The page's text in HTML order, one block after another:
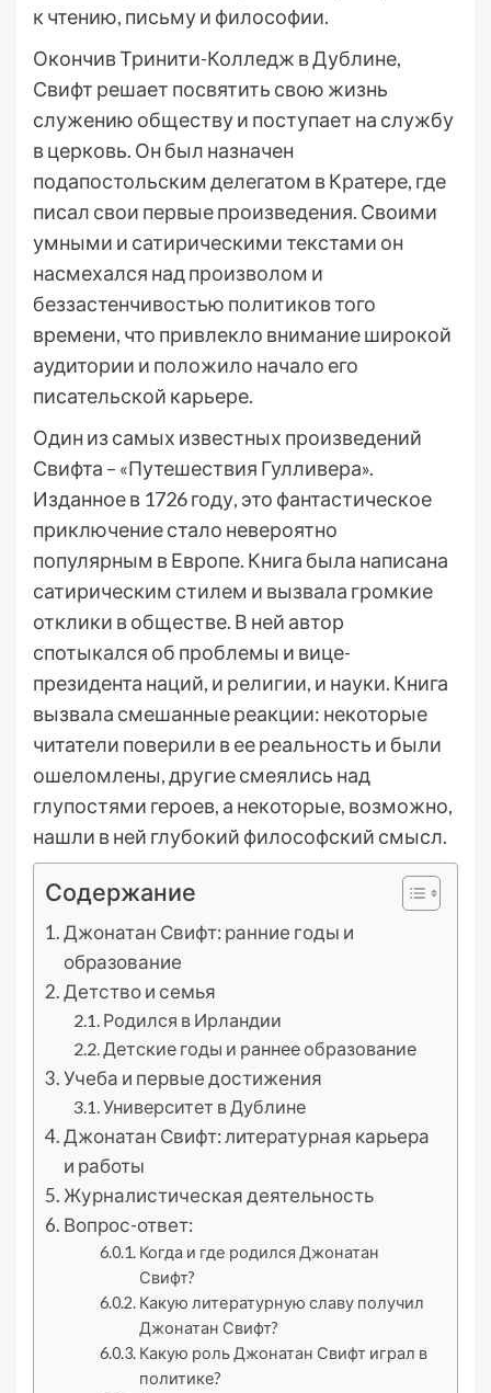
к чтению, письму и философии.
Окончив Тринити-Колледж в Дублине,
Свифт решает посвятить свою жизнь
служению обществу и поступает на службу
в церковь. Он был назначен
подапостольским делегатом в Кратере, где
писал свои первые произведения. Своими
умными и сатирическими текстами он
насмехался над произволом и
беззастенчивостью политиков того
времени, что привлекло внимание широкой
аудитории и положило начало его
писательской карьере.
Один из самых известных произведений
Свифта – «Путешествия Гулливера».
Изданное в 1726 году, это фантастическое
приключение стало невероятно
популярным в Европе. Книга была написана
сатирическим стилем и вызвала громкие
отклики в обществе. В ней автор
спотыкался об проблемы и вице-
президента наций, и религии, и науки. Книга
вызвала смешанные реакции: некоторые
читатели поверили в ее реальность и были
ошеломлены, другие смеялись над
глупостями героев, а некоторые, возможно,
нашли в ней глубокий философский смысл.
Содержание
Джонатан Свифт: ранние годы и
образование
Детство и семья
Родился в Ирландии
Детские годы и раннее образование
Учеба и первые достижения
Университет в Дублине
Джонатан Свифт: литературная карьера
и работы
Журналистическая деятельность
Вопрос-ответ:
Когда и где родился Джонатан
Свифт?
Какую литературную славу получил
Джонатан Свифт?
Какую роль Джонатан Свифт играл в
политике?